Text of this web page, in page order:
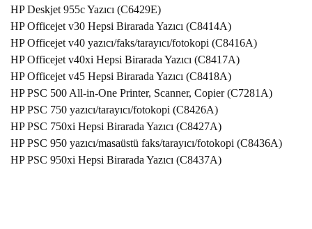
HP Deskjet 955c Yazıcı (C6429E)
HP Officejet v30 Hepsi Birarada Yazıcı (C8414A)
HP Officejet v40 yazıcı/faks/tarayıcı/fotokopi (C8416A)
HP Officejet v40xi Hepsi Birarada Yazıcı (C8417A)
HP Officejet v45 Hepsi Birarada Yazıcı (C8418A)
HP PSC 500 All-in-One Printer, Scanner, Copier (C7281A)
HP PSC 750 yazıcı/tarayıcı/fotokopi (C8426A)
HP PSC 750xi Hepsi Birarada Yazıcı (C8427A)
HP PSC 950 yazıcı/masaüstü faks/tarayıcı/fotokopi (C8436A)
HP PSC 950xi Hepsi Birarada Yazıcı (C8437A)